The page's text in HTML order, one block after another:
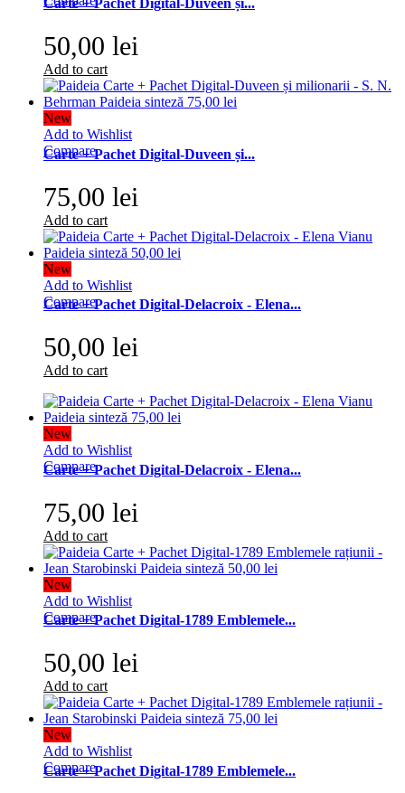
Carte + Pachet Digital-Duveen și...
50,00 lei
Add to cart
New
Add to Wishlist
Compare
Carte + Pachet Digital-Duveen și...
75,00 lei
Add to cart
New
Add to Wishlist
Compare
Carte + Pachet Digital-Delacroix - Elena...
50,00 lei
Add to cart
New
Add to Wishlist
Compare
Carte + Pachet Digital-Delacroix - Elena...
75,00 lei
Add to cart
New
Add to Wishlist
Compare
Carte + Pachet Digital-1789 Emblemele...
50,00 lei
Add to cart
New
Add to Wishlist
Compare
Carte + Pachet Digital-1789 Emblemele...